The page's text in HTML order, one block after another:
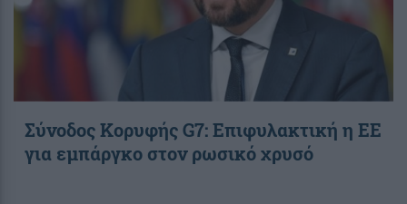
Σύνοδος Κορυφής G7: Επιφυλακτική η ΕΕ
για εμπάργκο στον ρωσικό χρυσό